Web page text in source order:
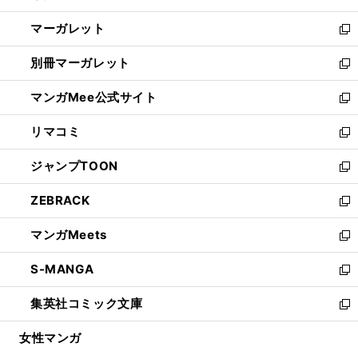
開
く
ウ
で
開
く
ン
ド
ウ
で
開
く
し
い
ウ
ィ
ン
ド
ウ
で
開
く
マーガレット
新
し
い
ウ
ィ
ン
ド
ウ
で
開
く
別冊マーガレット
新
し
い
ウ
ィ
ン
ド
ウ
で
開
く
マンガMee公式サイト
新
し
い
ウ
ィ
ン
ド
ウ
で
開
く
リマコミ
新
し
い
ウ
ィ
ン
ド
ウ
で
開
く
ジャンプTOON
新
し
い
ウ
ィ
ン
ド
ウ
で
開
ZEBRACK
新
し
い
ウ
ィ
ン
ド
ウ
マンガMeets
新
し
い
ウ
ィ
ン
S-MANGA
新
し
い
ウ
集英社コミック文庫
新
し
女性マンガ